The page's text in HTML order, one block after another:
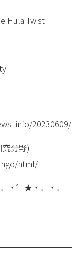
Hula Twist
20230609/
分野)
html/
・゜★・。・。